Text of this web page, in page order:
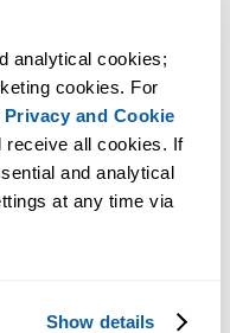
analytical cookies;
cookies. For
Privacy and Cookie
receive all cookies. If
and analytical
at any time via
Show details